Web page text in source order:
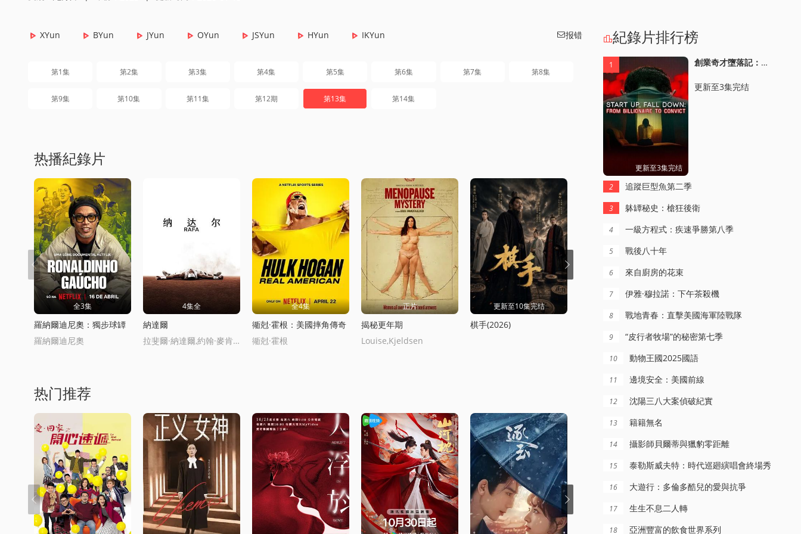
XYun BYun JYun OYun JSYun HYun IKYun 报错
第1集 第2集 第3集 第4集 第5集 第6集 第7集 第8集
第9集 第10集 第11集 第12期 第13集 第14集
热播紀錄片
全3集
羅納爾迪尼奧：獨步球罈
羅納爾迪尼奧
4集全
納達爾
拉斐爾·納達爾,約翰·麥肯羅,羅傑·費德勒,諾瓦尅·德約科維奇
全4集
衚尅·霍根：美國摔角傳奇
衚尅·霍根
正片
揭秘更年期
Louise,Kjeldsen
更新至10集完结
棋手(2026)
沈小梨
热门推荐
紀錄片排行榜
更新至3集完结
1 創業奇才墮落記：從億萬富豪到堦下囚
更新至3集完结
2 追蹤巨型魚第二季
3 躰罈秘史：槍狂後衛
4 一級方程式：疾速爭勝第八季
5 戰後八十年
6 來自廚房的花束
7 伊雅·穆拉諾：下午茶殺機
8 戰地青春：直擊美國海軍陸戰隊
9 “皮行者牧場”的秘密第七季
10 動物王國2025國語
11 邊境安全：美國前線
12 沈陽三八大案偵破紀實
13 籍籍無名
14 攝影師貝爾蒂與獵豹零距離
15 泰勒斯威夫特：時代巡廻縯唱會終場秀
16 大遊行：多倫多酷兒的愛與抗爭
17 生生不息二人轉
18 亞洲豐富的飲食世界系列